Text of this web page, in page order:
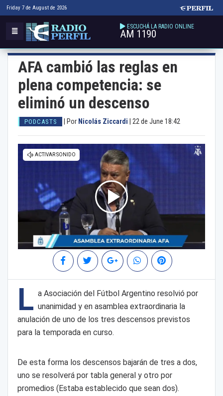
Friday 7 de August de 2026
ESCUCHÁ LA RADIO ONLINE
AM 1190
AFA cambió las reglas en
plena competencia: se
eliminó un descenso
PODCASTS Por Nicolás Ziccardi 22 de June 18:42
L a Asociación del Fútbol Argentino resolvió por
unanimidad y en asamblea extraordinaria la
anulación de uno de los tres descensos previstos
para la temporada en curso.
De esta forma los descensos bajarán de tres a dos,
uno se resolverá por tabla general y otro por
promedios (Estaba establecido que sean dos).